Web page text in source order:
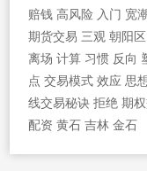
赔钱 高风险 入门 宽
期货交易 三观 朝阳区
离场 计算 习惯 反向
点 交易模式 效应 思
线交易秘诀 拒绝 期
配资 黄石 吉林 金石